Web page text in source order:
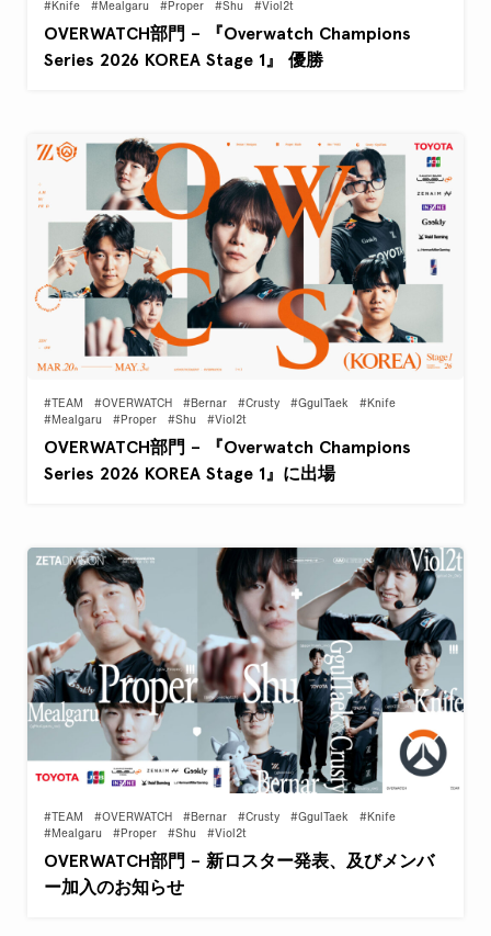
#Knife
#Mealgaru #Proper #Shu #Viol2t
OVERWATCH部門 – 『Overwatch Champions
Series 2026 KOREA Stage 1』 優勝
#TEAM #OVERWATCH #Bernar #Crusty #GgulTaek
#Knife
#Mealgaru
#Proper #Shu #Viol2t
OVERWATCH部門 – 『Overwatch Champions
Series 2026 KOREA Stage 1』に出場
#TEAM #OVERWATCH #Bernar #Crusty #GgulTaek
#Knife
#Mealgaru
#Proper #Shu #Viol2t
OVERWATCH部門 – 新ロスター発表、及びメンバ
ー加入のお知らせ